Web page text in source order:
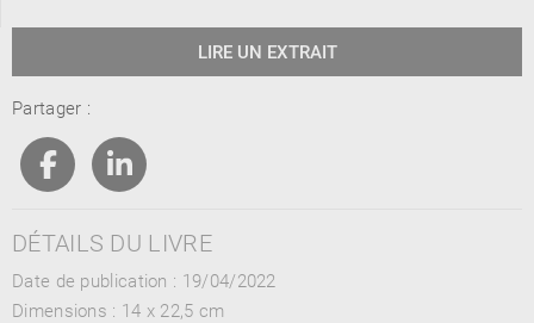
LIRE UN EXTRAIT
Partager :
DÉTAILS DU LIVRE
Date de publication : 19/04/2022
Dimensions : 14 x 22,5 cm